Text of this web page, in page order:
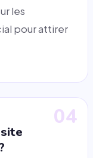
les
pour attirer
04